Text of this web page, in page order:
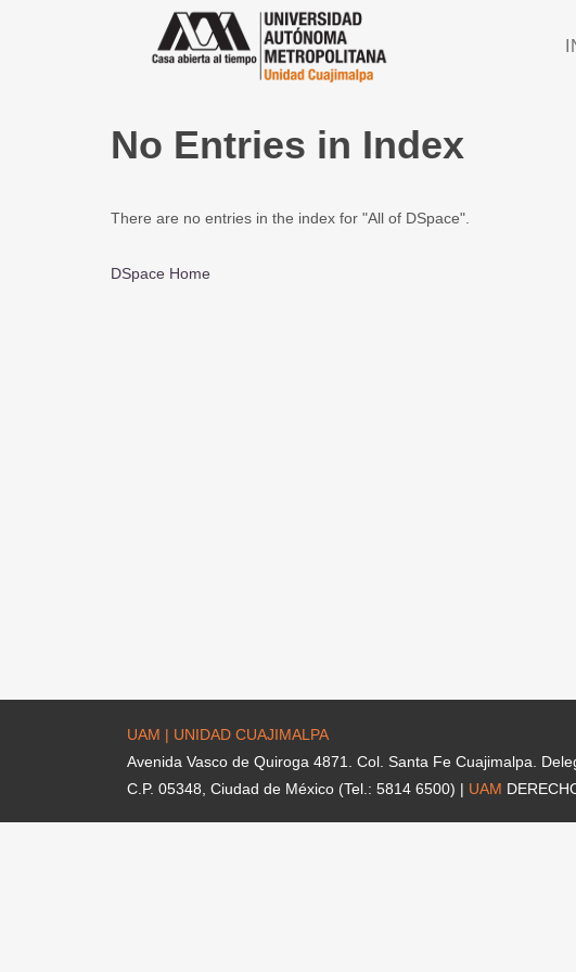
No Entries in Index
There are no entries in the index for "All of DSpace".
DSpace Home
UAM | UNIDAD CUAJIMALPA
Avenida Vasco de Quiroga 4871. Col. Santa Fe Cuajimalpa.
C.P. 05348, Ciudad de México (Tel.: 5814 6500) | UAM